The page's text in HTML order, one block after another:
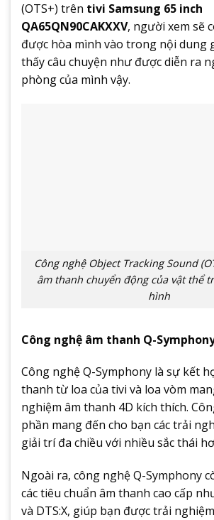
(OTS+) trên tivi Samsung 65 inch
QA65QN90CAKXXV, người xem sẽ
được hòa mình vào trong nội dung
thấy câu chuyện như được diễn ra
phòng của mình vậy.
Công nghệ Object Tracking Sound
âm thanh chuyển động của vật thể
hình
Công nghệ âm thanh Q-
Công nghệ Q-Symphony là sự kết
thanh từ loa của tivi và loa vòm
nghiệm âm thanh 4D kích thích.
phần mang đến cho bạn các trải
giải trí đa chiều với nhiều sắc thái
Ngoài ra, công nghệ Q-Symphony
các tiêu chuẩn âm thanh cao cấp
và DTS:X, giúp bạn được trải